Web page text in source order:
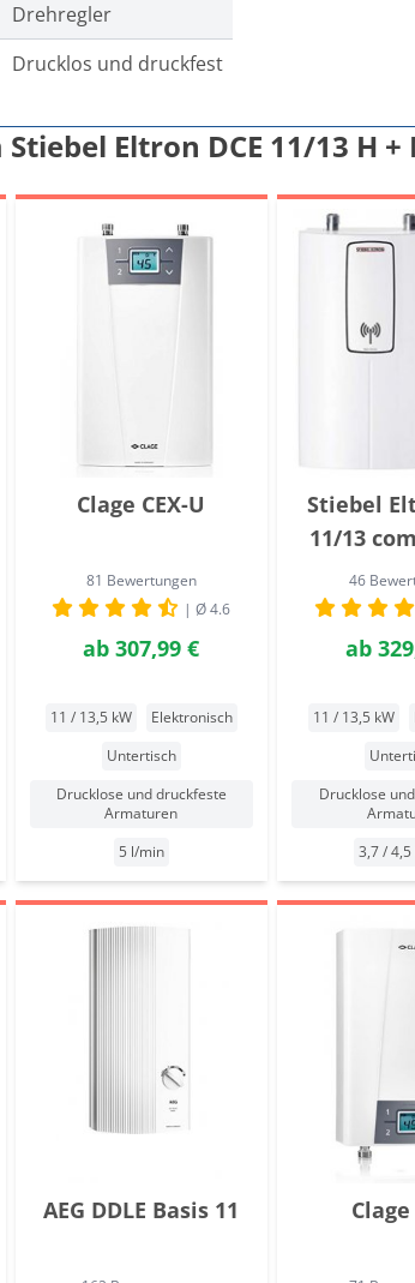
Drehregler
Drucklos und druckfest
Eltron DCE 11/13 H +
Clage CEX-U
81 Bewertungen
| Ø 4.6
ab 307,99 €
11 / 13,5 kW
Elektronisch
Untertisch
Drucklose und druckfeste
Armaturen
5 l/min
Stiebel
11/13
46
ab
11 / 13,5 kW
Drucklose
3,7 /
AEG DDLE Basis 11 Clage